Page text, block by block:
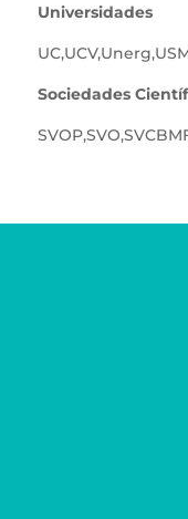
Universidades
UC,UCV,Unerg,
Sociedades
SVOP,SVO,